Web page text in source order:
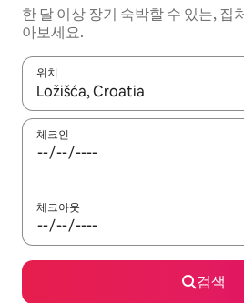
한 달 이상 장기 숙박할 수 있는, 집
아보세요.
위치
결과가 나오면 위·아래 화살표 키를
체크인
체크아웃
검색